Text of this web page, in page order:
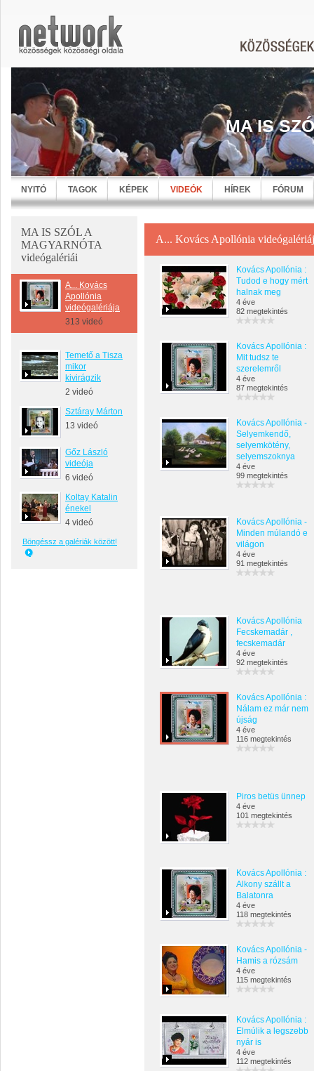
MA IS
NYITÓ TAGOK KÉPEK VIDEÓK HÍREK FÓRUM
MA IS SZÓL A
MAGYARNÓTA
videógalériái
A... Kovács
Apollónia
videógalériája
313 videó
Temető a Tisza
mikor
kivirágzik
2 videó
Sztáray Márton
13 videó
Gőz László
videója
6 videó
Koltay Katalin
énekel
4 videó
Böngéssz a galériák között!
A... Kovács Apollónia
Kovács Apollónia :
Tudod e hogy mért
halnak meg
4 éve
82 megtekintés
Kovács Apollónia :
Mit tudsz te
szerelemről
4 éve
87 megtekintés
Kovács Apollónia -
Selyemkendő,
selyemkötény,
selyemszoknya
4 éve
99 megtekintés
Kovács Apollónia -
Minden múlandó e
világon
4 éve
91 megtekintés
Kovács Apollónia
Fecskemadár ,
fecskemadár
4 éve
92 megtekintés
Kovács Apollónia :
Nálam ez már nem
újság
4 éve
116 megtekintés
Piros betüs ünnep
4 éve
101 megtekintés
Kovács Apollónia :
Alkony szállt a
Balatonra
4 éve
118 megtekintés
Kovács Apollónia -
Hamis a rózsám
4 éve
115 megtekintés
Kovács Apollónia :
Elmúlik a legszebb
nyár is
4 éve
112 megtekintés